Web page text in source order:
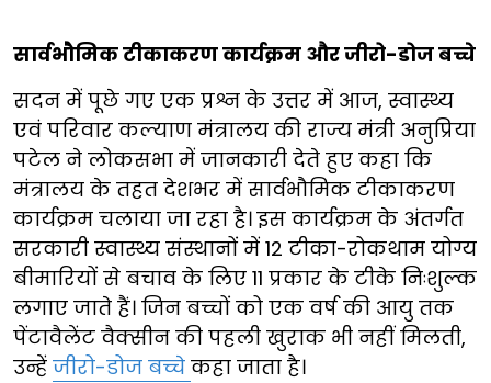
सार्वभौमिक टीकाकरण कार्यक्रम और जीरो-डोज बच्चे
सदन में पूछे गए एक प्रश्न के उत्तर में आज, स्वास्थ्य
एवं परिवार कल्याण मंत्रालय की राज्य मंत्री अनुप्रिया
पटेल ने लोकसभा में जानकारी देते हुए कहा कि
मंत्रालय के तहत देशभर में सार्वभौमिक टीकाकरण
कार्यक्रम चलाया जा रहा है। इस कार्यक्रम के अंतर्गत
सरकारी स्वास्थ्य संस्थानों में 12 टीका-रोकथाम योग्य
बीमारियों से बचाव के लिए 11 प्रकार के टीके निःशुल्क
लगाए जाते हैं। जिन बच्चों को एक वर्ष की आयु तक
पेंटावैलेंट वैक्सीन की पहली खुराक भी नहीं मिलती,
उन्हें जीरो-डोज बच्चे कहा जाता है।